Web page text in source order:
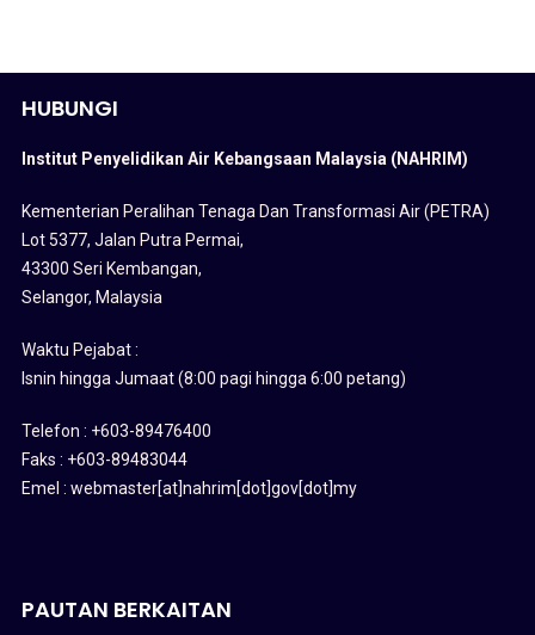
HUBUNGI
Institut Penyelidikan Air Kebangsaan Malaysia (NAHRIM)
Kementerian Peralihan Tenaga Dan Transformasi Air (PETRA)
Lot 5377, Jalan Putra Permai,
43300 Seri Kembangan,
Selangor, Malaysia
Waktu Pejabat :
Isnin hingga Jumaat (8:00 pagi hingga 6:00 petang)
Telefon : +603-89476400
Faks : +603-89483044
Emel : webmaster[at]nahrim[dot]gov[dot]my
PAUTAN BERKAITAN